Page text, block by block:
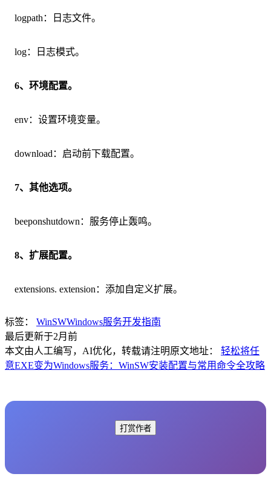
logpath：日志文件。
log：日志模式。
6、环境配置。
env：设置环境变量。
download：启动前下载配置。
7、其他选项。
beeponshutdown：服务停止轰鸣。
8、扩展配置。
extensions. extension：添加自定义扩展。
标签： WinSWWindows服务开发指南
最后更新于2月前
本文由人工编写，AI优化，转载请注明原文地址： 轻松将任
意EXE变为Windows服务：WinSW安装配置与常用命令全攻略
打赏作者